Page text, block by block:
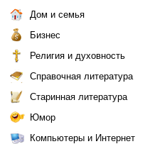
Дом и семья
Бизнес
Религия и духовность
Справочная литература
Старинная литература
Юмор
Компьютеры и Интернет